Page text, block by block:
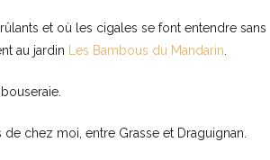
et où les cigales se font entendre sans
au jardin
Les Bambous du Mandarin
chez moi, entre Grasse et Draguignan.